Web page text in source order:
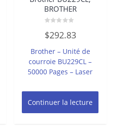
BROTHER
0
sur
$292.83
Brother – Unité de
courroie BU229CL –
50000 Pages – Laser
Continuer la lecture